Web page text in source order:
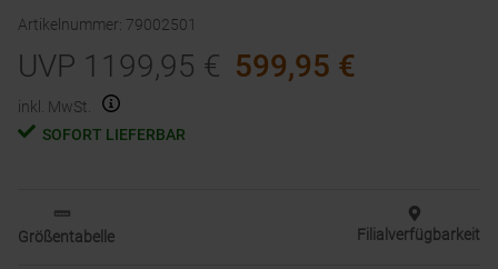
Artikelnummer: 79002501
UVP 1199,95 € 599,95 €
inkl. MwSt.
SOFORT LIEFERBAR
Größentabelle Filialverfügbarkeit